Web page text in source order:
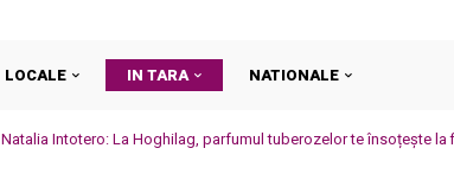
LOCALE IN TARA NATIONALE
Natalia Intotero: La Hoghilag, parfumul tuberozelor te însoțește